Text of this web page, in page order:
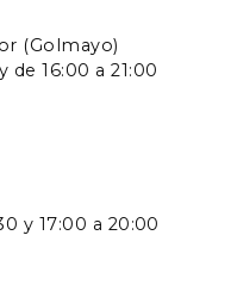
(Golmayo)
de 16:00 a 21:00
y 17:00 a 20:00